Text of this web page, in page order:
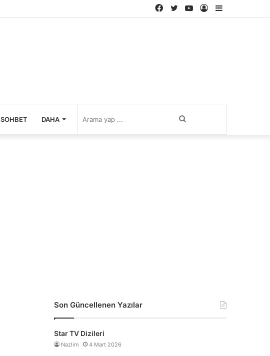
Kenar
Kayıt
YouTube
Twitter
Facebook
SOHBET DAHA
Son Güncellenen Yazılar
Star TV Dizileri
Nazlim 4 Mart 2026